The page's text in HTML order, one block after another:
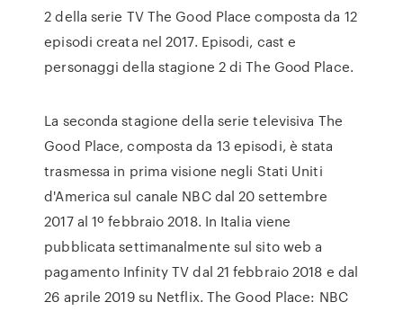
2 della serie TV The Good Place composta da 12
episodi creata nel 2017. Episodi, cast e
personaggi della stagione 2 di The Good Place.
La seconda stagione della serie televisiva The
Good Place, composta da 13 episodi, è stata
trasmessa in prima visione negli Stati Uniti
d'America sul canale NBC dal 20 settembre
2017 al 1º febbraio 2018. In Italia viene
pubblicata settimanalmente sul sito web a
pagamento Infinity TV dal 21 febbraio 2018 e dal
26 aprile 2019 su Netflix. The Good Place: NBC